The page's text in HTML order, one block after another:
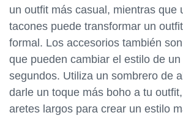
un outfit más casual, mientras que
tacones puede transformar un
formal. Los accesorios también
que pueden cambiar el estilo de un
segundos. Utiliza un sombrero de
darle un toque más boho a tu
aretes largos para crear un estilo